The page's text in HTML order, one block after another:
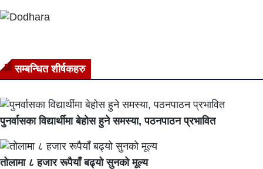
सम्बन्धित शीर्षकहरु
पुनर्वासका विद्यार्थीमा बेहोस हुने समस्या, पठनपाठन प्रभावित
तोलामा ८ हजार रूपैयाँ बढ्यो सुनको मूल्य